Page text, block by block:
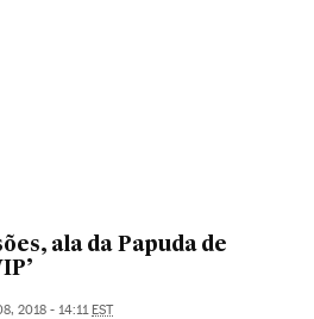
ala da Papuda de
2018 - 14:11EST